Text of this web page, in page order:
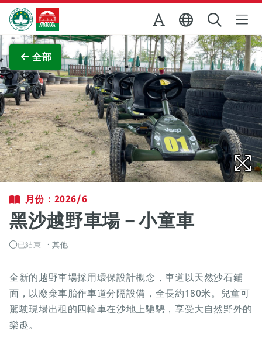
跳至主内容
澳門特別行政區政府旅遊局
全部
查看原圖
月份：2026/6
黑沙越野車場－小童車
已結束 其他
全新的越野車場採用環保設計概念，車道以天然沙石鋪
面，以廢棄車胎作車道分隔設備，全長約180米。兒童可
駕駛現場出租的四輪車在沙地上馳騁，享受大自然野外的
樂趣。